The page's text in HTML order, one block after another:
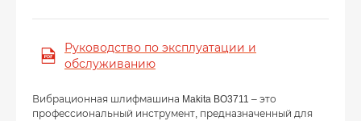
Руководство по эксплуатации и
обслуживанию
Вибрационная шлифмашина Makita BO3711 – это
профессиональный инструмент, предназначенный для